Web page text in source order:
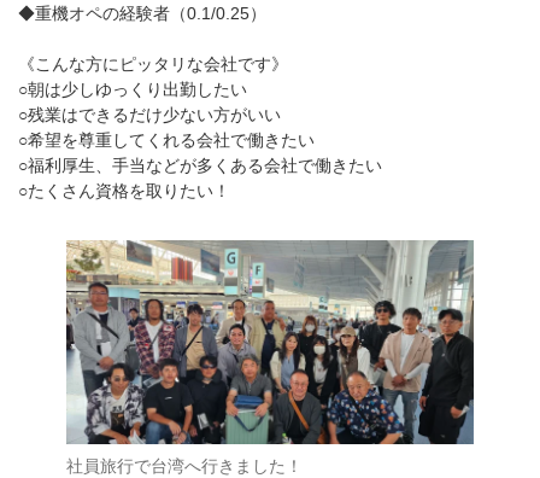
◆重機オペの経験者（0.1/0.25）
《こんな方にピッタリな会社です》
○朝は少しゆっくり出勤したい
○残業はできるだけ少ない方がいい
○希望を尊重してくれる会社で働きたい
○福利厚生、手当などが多くある会社で働きたい
○たくさん資格を取りたい！
社員旅行で台湾へ行きました！